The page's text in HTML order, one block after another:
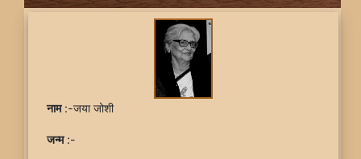
नाम:-जया जोशी
जन्म:-